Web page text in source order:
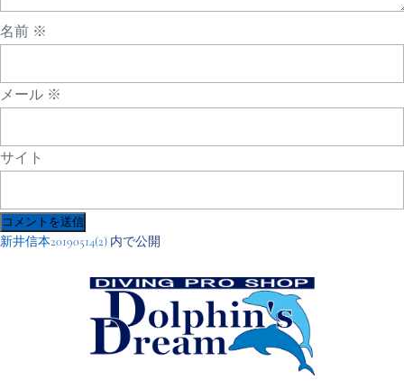
名前 ※
メール ※
サイト
投
新井信本20190514(2) 内で公開